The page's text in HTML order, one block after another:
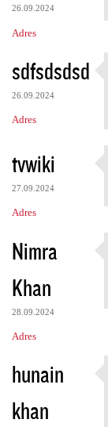
26.09.2024
Adres
sdfsdsdsd
26.09.2024
Adres
tvwiki
27.09.2024
Adres
Nimra
Khan
28.09.2024
Adres
hunain
khan